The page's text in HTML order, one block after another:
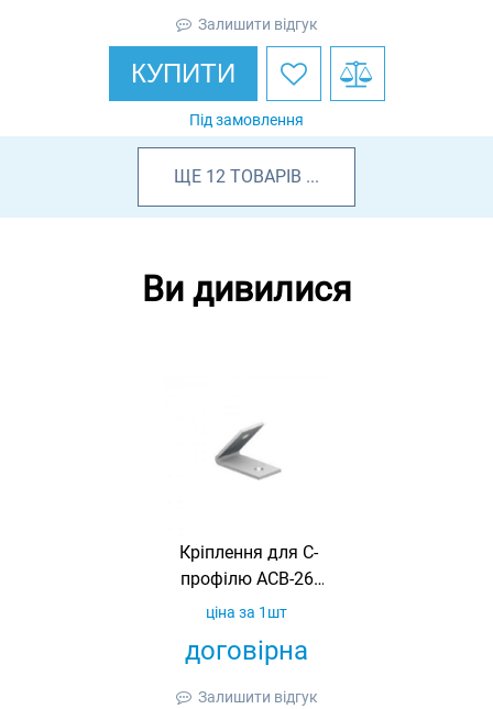
Залишити відгук
КУПИТИ
Під замовлення
ЩЕ 12 ТОВАРІВ ...
Ви дивилися
Кріплення для С-
профілю ACB-26,
гарячеоцинковане,
договірна
ціна за 1шт
Залишити відгук